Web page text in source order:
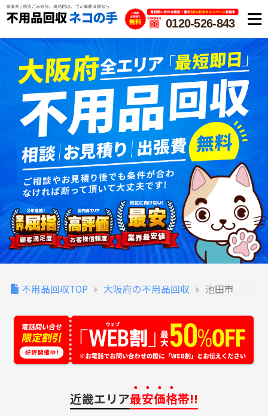
0120-526-843
不用品回収TOP 大阪府の不用品回収 池田市
近畿エリア最安価格帯!!